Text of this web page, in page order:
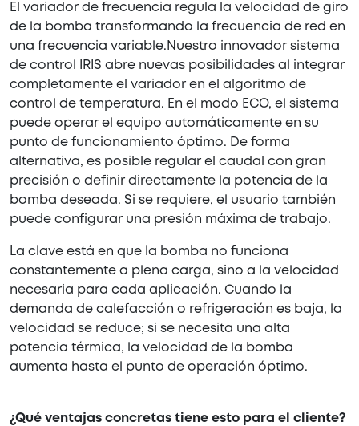
El variador de frecuencia regula la velocidad de giro
de la bomba transformando la frecuencia de red en
una frecuencia variable.Nuestro innovador sistema
de control IRIS abre nuevas posibilidades al integrar
completamente el variador en el algoritmo de
control de temperatura. En el modo ECO, el sistema
puede operar el equipo automáticamente en su
punto de funcionamiento óptimo. De forma
alternativa, es posible regular el caudal con gran
precisión o definir directamente la potencia de la
bomba deseada. Si se requiere, el usuario también
puede configurar una presión máxima de trabajo.
La clave está en que la bomba no funciona
constantemente a plena carga, sino a la velocidad
necesaria para cada aplicación. Cuando la
demanda de calefacción o refrigeración es baja, la
velocidad se reduce; si se necesita una alta
potencia térmica, la velocidad de la bomba
aumenta hasta el punto de operación óptimo.
¿Qué ventajas concretas tiene esto para el cliente?